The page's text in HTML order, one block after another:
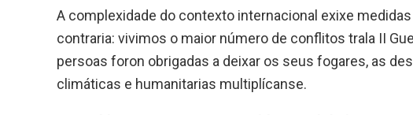
A complexidade do contexto internacional exixe
contraria: vivimos o maior número de conflitos trala II
persoas foron obrigadas a deixar os seus fogares, as
climáticas e humanitarias multiplícanse.